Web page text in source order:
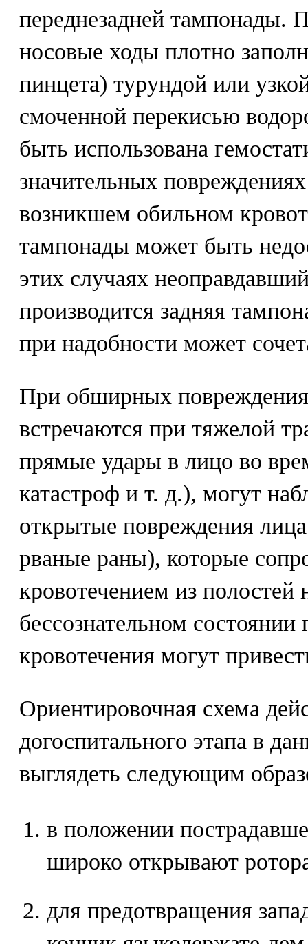
переднезадней тампонады.
носовые ходы плотно
пинцета) турундой или
смоченной перекисью
быть использована
значительных
возникшем обильном
тампонады может быть
этих случаях
производится задняя
при надобности может
При обширных
встречаются при тяжелой
прямые удары в лицо во
катастроф и т. д.), могут
открытые повреждения
рваные раны), которые
кровотечением из полостей
бессознательном
кровотечения могут
Ориентировочная схема
догоспитального этапа в
выглядеть следующим
в положении
широко открывают
для предотвращения